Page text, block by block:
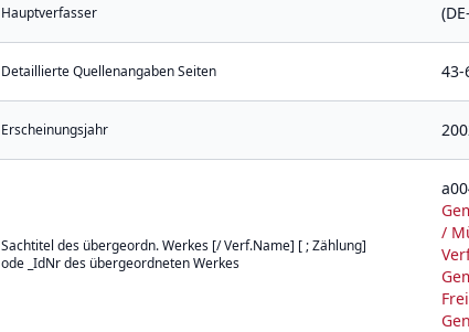
Hauptverfasser
Detaillierte Quellenangaben Seiten 43-
Erscheinungsjahr
Sachtitel des übergeordn. Werkes [/ Verf.Name] [ ; Zählung]
ode _IdNr des übergeordneten Werkes
/